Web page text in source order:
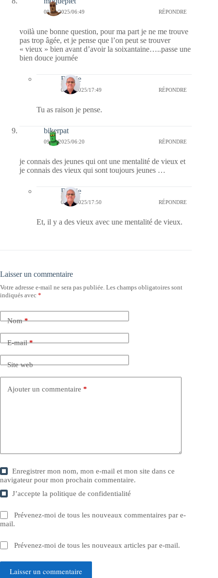
09/12/2025/06:49 RÉPONDRE
voilà une bonne question, pour ma part je ne me trouve
pas trop âgée, et je pense que l’on peut se trouver
« vieux » bien avant d’avoir la soixantaine…..passe une
bien douce journée
Bernie
09/12/2025/17:49 RÉPONDRE
Tu as raison je pense.
bikerpat
09/12/2025/06:20 RÉPONDRE
je connais des jeunes qui ont une mentalité de vieux et
je connais des vieux qui sont toujours jeunes …
Bernie
09/12/2025/17:50 RÉPONDRE
Et, il y a des vieux avec une mentalité de vieux.
Laisser un commentaire
Votre adresse e-mail ne sera pas publiée. Les champs obligatoires sont
indiqués avec *
Nom*
E-mail*
Site web
Ajouter un commentaire *
Enregistrer mon nom, mon e-mail et mon site dans ce
navigateur pour mon prochain commentaire.
J’accepte lapolitique de confidentialité
Prévenez-moi de tous les nouveaux commentaires par e-
mail.
Prévenez-moi de tous les nouveaux articles par e-mail.
Laisser un commentaire